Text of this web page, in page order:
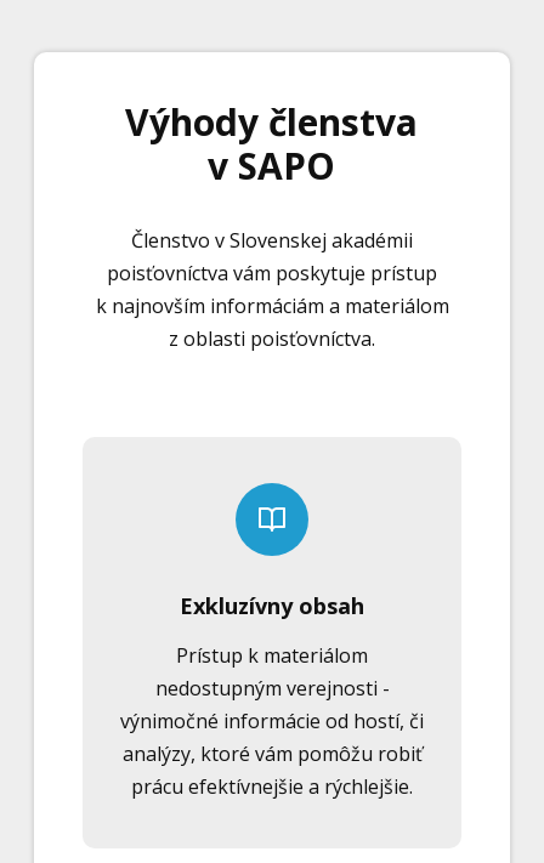
Výhody členstva
v SAPO
Členstvo v Slovenskej akadémii
poisťovníctva vám poskytuje prístup
k najnovším informáciám a materiálom
z oblasti poisťovníctva.
Exkluzívny obsah
Prístup k materiálom
nedostupným verejnosti -
výnimočné informácie od hostí, či
analýzy, ktoré vám pomôžu robiť
prácu efektívnejšie a rýchlejšie.